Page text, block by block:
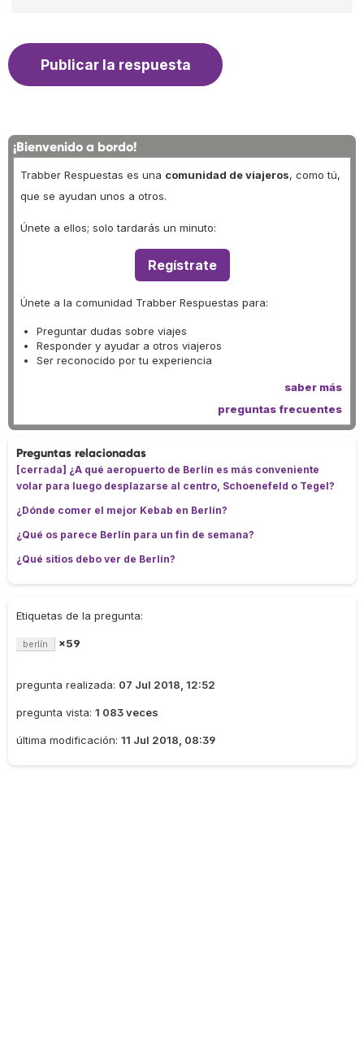
¡Bienvenido a bordo!
Trabber Respuestas es una comunidad de viajeros, como tú,
que se ayudan unos a otros.
Únete a ellos; solo tardarás un minuto:
Regístrate
Únete a la comunidad Trabber Respuestas para:
Preguntar dudas sobre viajes
Responder y ayudar a otros viajeros
Ser reconocido por tu experiencia
saber más
preguntas frecuentes
Preguntas relacionadas
[cerrada] ¿A qué aeropuerto de Berlín es más conveniente
volar para luego desplazarse al centro, Schoenefeld o Tegel?
¿Dónde comer el mejor Kebab en Berlín?
¿Qué os parece Berlín para un fin de semana?
¿Qué sitios debo ver de Berlín?
Etiquetas de la pregunta:
berlín ×59
pregunta realizada: 07 Jul 2018, 12:52
pregunta vista: 1 083 veces
última modificación: 11 Jul 2018, 08:39